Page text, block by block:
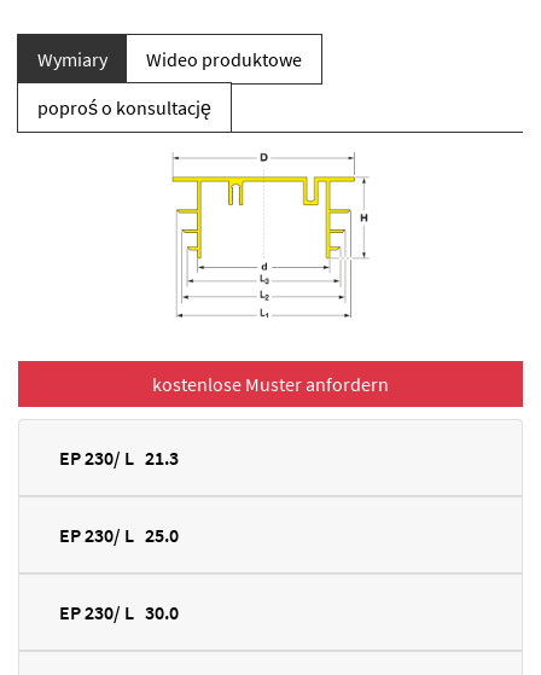
Wymiary
Wideo produktowe
poproś o konsultację
EP 230/ L 21.3
EP 230/ L 25.0
EP 230/ L 30.0